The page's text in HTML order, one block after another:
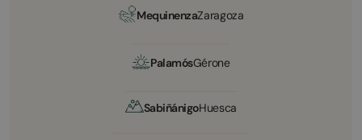
MequinenzaZaragoza
PalamósGérone
SabiñánigoHuesca